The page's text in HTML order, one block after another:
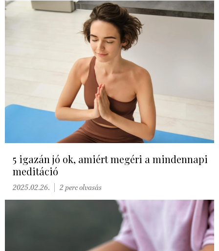
5 igazán jó ok, amiért megéri a mindennapi
meditáció
2025.02.26. 2 perc olvasás